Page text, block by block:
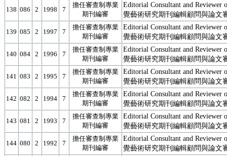
138 086 2 1998 7
擔任審查制專業
期刊編審
Editorial Consultant and Reviewer
覺藝術研究期刊編輯顧問與論文
139 085 2 1997 7
擔任審查制專業
期刊編審
Editorial Consultant and Reviewer
覺藝術研究期刊編輯顧問與論文
140 084 2 1996 7
擔任審查制專業
期刊編審
Editorial Consultant and Reviewer
覺藝術研究期刊編輯顧問與論文
141 083 2 1995 7
擔任審查制專業
期刊編審
Editorial Consultant and Reviewer
覺藝術研究期刊編輯顧問與論文
142 082 2 1994 7
擔任審查制專業
期刊編審
Editorial Consultant and Reviewer
覺藝術研究期刊編輯顧問與論文
143 081 2 1993 7
擔任審查制專業
期刊編審
Editorial Consultant and Reviewer
覺藝術研究期刊編輯顧問與論文
144 080 2 1992 7
擔任審查制專業
期刊編審
Editorial Consultant and Reviewer
覺藝術研究期刊編輯顧問與論文